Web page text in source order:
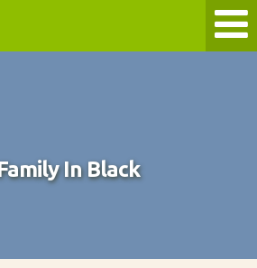
In Black